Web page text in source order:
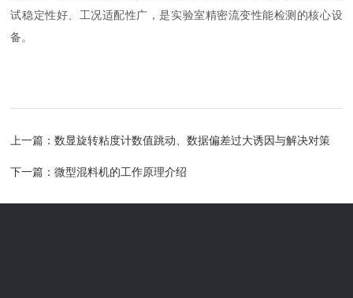
试稳定性好、工况适配性广，是实验室精密流变性能检测的核心设
备。
上一篇：数显旋转粘度计数值跳动、数据偏差过大诱因与解决对策
下一篇：微型混料机的工作原理介绍